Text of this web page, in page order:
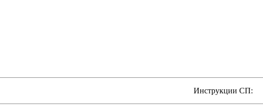
Инструкции СП: